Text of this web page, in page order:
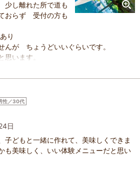
し離れた所で道も
おらず 受付の方も
り
んが ちょうどいいぐらいです。
います。
性／30代
日
子どもと一緒に作れて、美味しくできま
も美味しく、いい体験メニューだと思い